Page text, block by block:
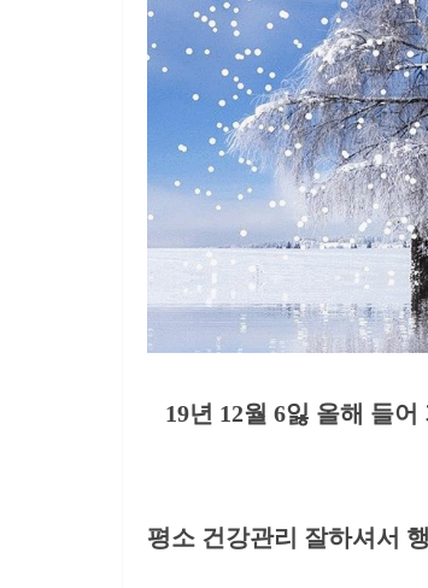
19년 12월 6잃 올해 들
평소 건강관리 잘하셔서